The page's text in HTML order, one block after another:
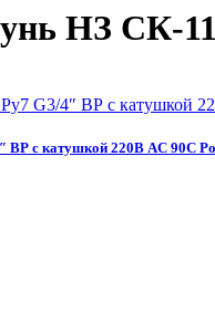
НЗ СК-
ВР с катушкой 220В AC 90С